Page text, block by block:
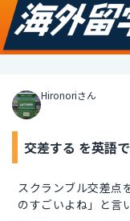
Hironoriさん
交差する を英語
スクランブル交差点
のすごいよね」と言